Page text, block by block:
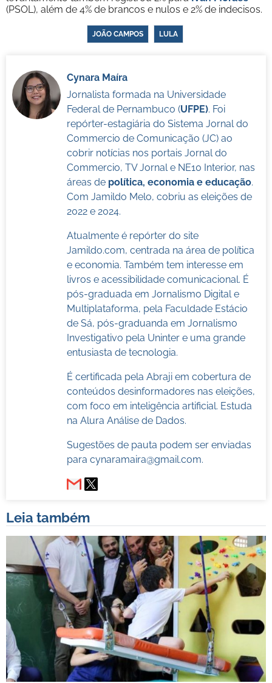
(PSOL), além de 4% de brancos e nulos e 2% de indecisos.
JOÃO CAMPOS LULA
Cynara Maíra
Jornalista formada na Universidade
Federal de Pernambuco (UFPE). Foi
repórter-estagiária do Sistema Jornal do
Commercio de Comunicação (JC) ao
cobrir notícias nos portais Jornal do
Commercio, TV Jornal e NE10 Interior, nas
áreas de política, economia e educação.
Com Jamildo Melo, cobriu as eleições de
2022 e 2024.
Atualmente é repórter do site
Jamildo.com, centrada na área de política
e economia. Também tem interesse em
livros e acessibilidade comunicacional. É
pós-graduada em Jornalismo Digital e
Multiplataforma, pela Faculdade Estácio
de Sá, pós-graduanda em Jornalismo
Investigativo pela Uninter e uma grande
entusiasta de tecnologia.
É certificada pela Abraji em cobertura de
conteúdos desinformadores nas eleições,
com foco em inteligência artificial. Estuda
na Alura Análise de Dados.
Sugestões de pauta podem ser enviadas
para cynaramaira@gmail.com.
Leia também